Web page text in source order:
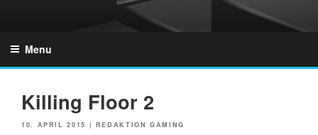
Menu
Killing Floor 2
POSTED
10. APRIL 2015 | REDAKTION GAMING